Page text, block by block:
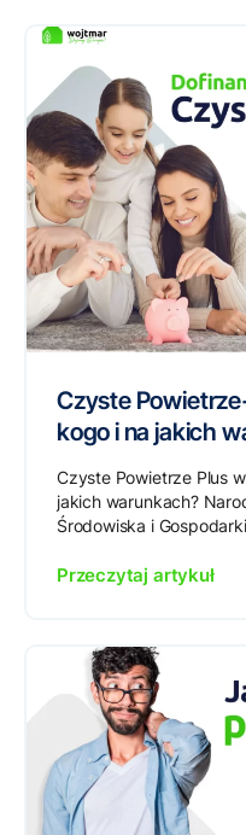
Czyste
kogo i na jakich
Czyste Powietrze Plus
jakich warunkach?
Środowiska i
Przeczytaj artykuł